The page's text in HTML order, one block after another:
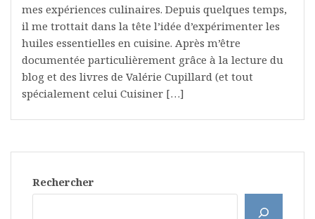
mes expériences culinaires. Depuis quelques temps,
il me trottait dans la tête l’idée d’expérimenter les
huiles essentielles en cuisine. Après m’être
documentée particulièrement grâce à la lecture du
blog et des livres de Valérie Cupillard (et tout
spécialement celui Cuisiner […]
Rechercher